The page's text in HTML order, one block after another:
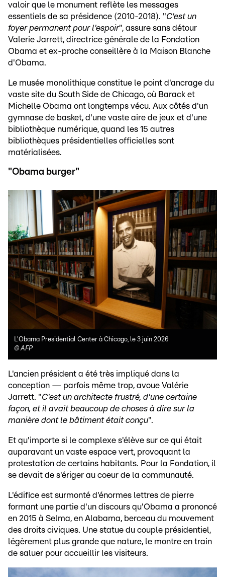
valoir que le monument reflète les messages
essentiels de sa présidence (2010-2018). "C'est un
foyer permanent pour l'espoir", assure sans détour
Valerie Jarrett, directrice générale de la Fondation
Obama et ex-proche conseillère à la Maison Blanche
d'Obama.
Le musée monolithique constitue le point d'ancrage du
vaste site du South Side de Chicago, où Barack et
Michelle Obama ont longtemps vécu. Aux côtés d'un
gymnase de basket, d'une vaste aire de jeux et d'une
bibliothèque numérique, quand les 15 autres
bibliothèques présidentielles officielles sont
matérialisées.
"Obama burger"
L'Obama Presidential Center à Chicago, le 3 juin 2026
©AFP
L'ancien président a été très impliqué dans la
conception — parfois même trop, avoue Valérie
Jarrett. "C'est un architecte frustré, d'une certaine
façon, et il avait beaucoup de choses à dire sur la
manière dont le bâtiment était conçu".
Et qu'importe si le complexe s'élève sur ce qui était
auparavant un vaste espace vert, provoquant la
protestation de certains habitants. Pour la Fondation, il
se devait de s'ériger au coeur de la communauté.
L'édifice est surmonté d'énormes lettres de pierre
formant une partie d'un discours qu'Obama a prononcé
en 2015 à Selma, en Alabama, berceau du mouvement
des droits civiques. Une statue du couple présidentiel,
légèrement plus grande que nature, le montre en train
de saluer pour accueillir les visiteurs.